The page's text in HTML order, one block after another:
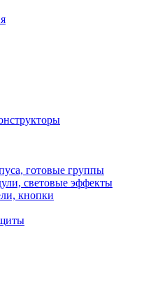
готовые группы
световые эффекты
кнопки